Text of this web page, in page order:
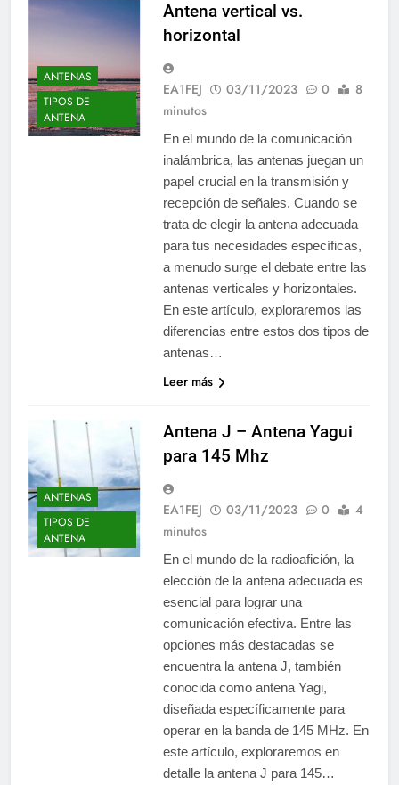
ANTENAS
TIPOS DE
ANTENA
Antena vertical vs.
horizontal
EA1FEJ 03/11/2023 0
8
minutos
En el mundo de la comunicación
inalámbrica, las antenas juegan un
papel crucial en la transmisión y
recepción de señales. Cuando se
trata de elegir la antena adecuada
para tus necesidades específicas,
a menudo surge el debate entre las
antenas verticales y horizontales.
En este artículo, exploraremos las
diferencias entre estos dos tipos de
antenas…
Leer más
ANTENAS
TIPOS DE
ANTENA
Antena J – Antena Yagui
para 145 Mhz
EA1FEJ 03/11/2023 0
4
minutos
En el mundo de la radioafición, la
elección de la antena adecuada es
esencial para lograr una
comunicación efectiva. Entre las
opciones más destacadas se
encuentra la antena J, también
conocida como antena Yagi,
diseñada específicamente para
operar en la banda de 145 MHz. En
este artículo, exploraremos en
detalle la antena J para 145…